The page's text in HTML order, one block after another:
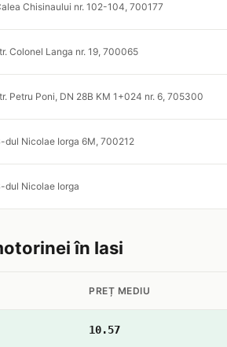
Chisinaului nr. 102-104, 700177
Colonel Langa nr. 19, 700065
Petru Poni, DN 28B KM 1+024 nr. 6, 705300
dul Nicolae Iorga 6M, 700212
dul Nicolae Iorga
în Iasi
PREȚ MEDIU
10.57